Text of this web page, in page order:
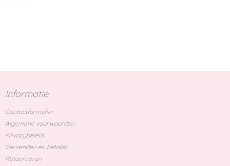
Informatie
Contactformulier
Algemene voorwaarden
Privacybeleid
Verzenden en betalen
Retourneren